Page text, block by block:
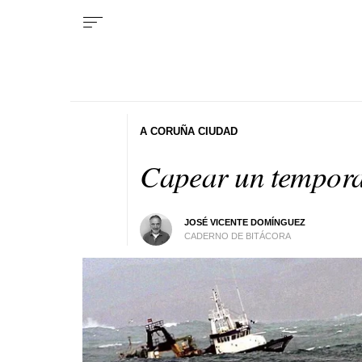
Capear un
JOSÉ VICENTE DOMÍNGUEZ
CADERNO DE BITÁCORA
A CORUÑA CIUDAD